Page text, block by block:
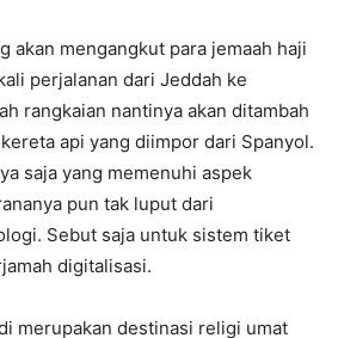
akan mengangkut para jemaah haji
perjalanan dari Jeddah ke
rangkaian nantinya akan ditambah
api yang diimpor dari Spanyol.
saja yang memenuhi aspek
pun tak luput dari
Sebut saja untuk sistem tiket
digitalisasi.
merupakan destinasi religi umat